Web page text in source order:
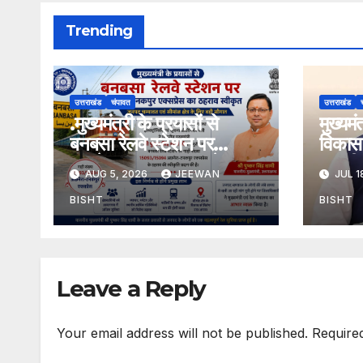
Trending
उत्तराखंड चंपावत
.मुख्यमंत्री के प्रयासों से
बनबसा रेलवे स्टेशन पर
अछनेरा-टनकपुर एक्सप्रेस का
ठहराव हुआ स्वीकृत
AUG 5, 2026 JEEWAN
BISHT
उत्तराखंड
मार्ग
JUL
BISHT
Leave a Reply
Your email address will not be published.